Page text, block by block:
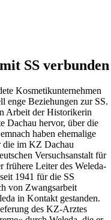
SS verbunden
Kosmetikunternehmen
enge Beziehungen zur SS.
Arbeit der Historikerin
Dachau hervor, über die
haben ehemalige
die im KZ Dachau
Versuchsanstalt für
frühere Leiter des Weleda-
1941 für die SS
von Zwangsarbeit
in Kontakt gestanden.
des KZ-Arztes